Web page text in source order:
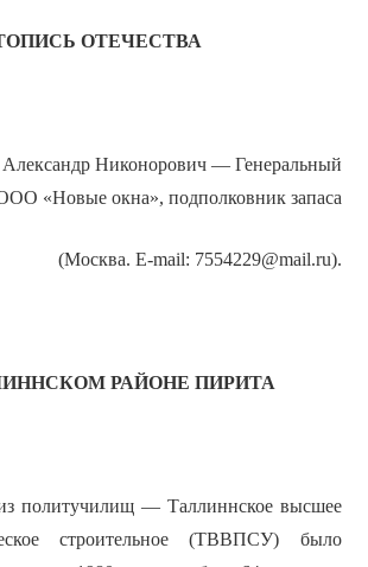
ОТЕЧЕСТВА
Никонорович — Генеральный
«Новые окна», подполковник запаса
(Москва. E-mail: 7554229@mail.ru).
РАЙОНЕ ПИРИТА
политучилищ — Таллиннское высшее
строительное (ТВВПСУ) было